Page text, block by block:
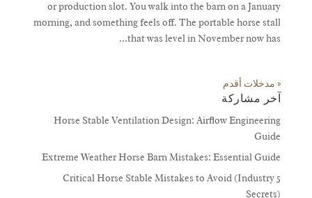
or production slot. You walk into the barn on a January
morning, and something feels off. The portable horse stall
that was level in November now has...
« مدخلات أقدم
آخر مشاركة
Horse Stable Ventilation Design: Airflow Engineering
Guide
Extreme Weather Horse Barn Mistakes: Essential Guide
5 Critical Horse Stable Mistakes to Avoid (Industry
Secrets)